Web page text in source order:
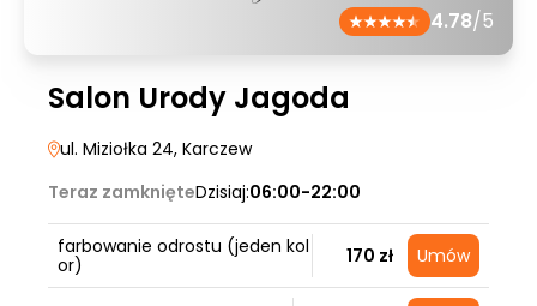
4.78/5
Salon Urody Jagoda
ul. Miziołka 24, Karczew
Teraz zamknięteDzisiaj:06:00-22:00
farbowanie odrostu (jeden kol
or)
170 zł Umów